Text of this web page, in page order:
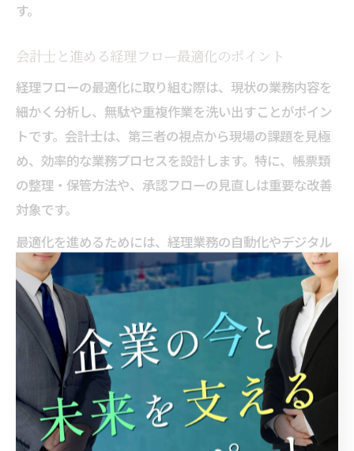
す。
会計士と進める経理フロー最適化のポイント
経理フローの最適化に取り組む際は、現状の業務内容を
細かく分析し、無駄や重複作業を洗い出すことがポイン
トです。会計士は、第三者の視点から現場の課題を見極
め、効率的な業務プロセスを設計します。特に、帳票類
の整理・保管方法や、承認フローの見直しは重要な改善
対象です。
最適化を進めるためには、経理業務の自動化やデジタル
化も積極的に検討しましょう。例えば、定型業務の自動
仕訳やオンラインバンキングとの連携によって、手作業
の削減とミス防止が実現できます。会計士事務所は、こ
うしたシステム選定や導入サポートも行いますので、安
心して相談できます。
また、経理フローの見直しには、定期的な業務レビュー
やPDCAサイクルの導入が有効です。トライアル運用や
小規模な改善から始めることで、現場の負担を抑えつ